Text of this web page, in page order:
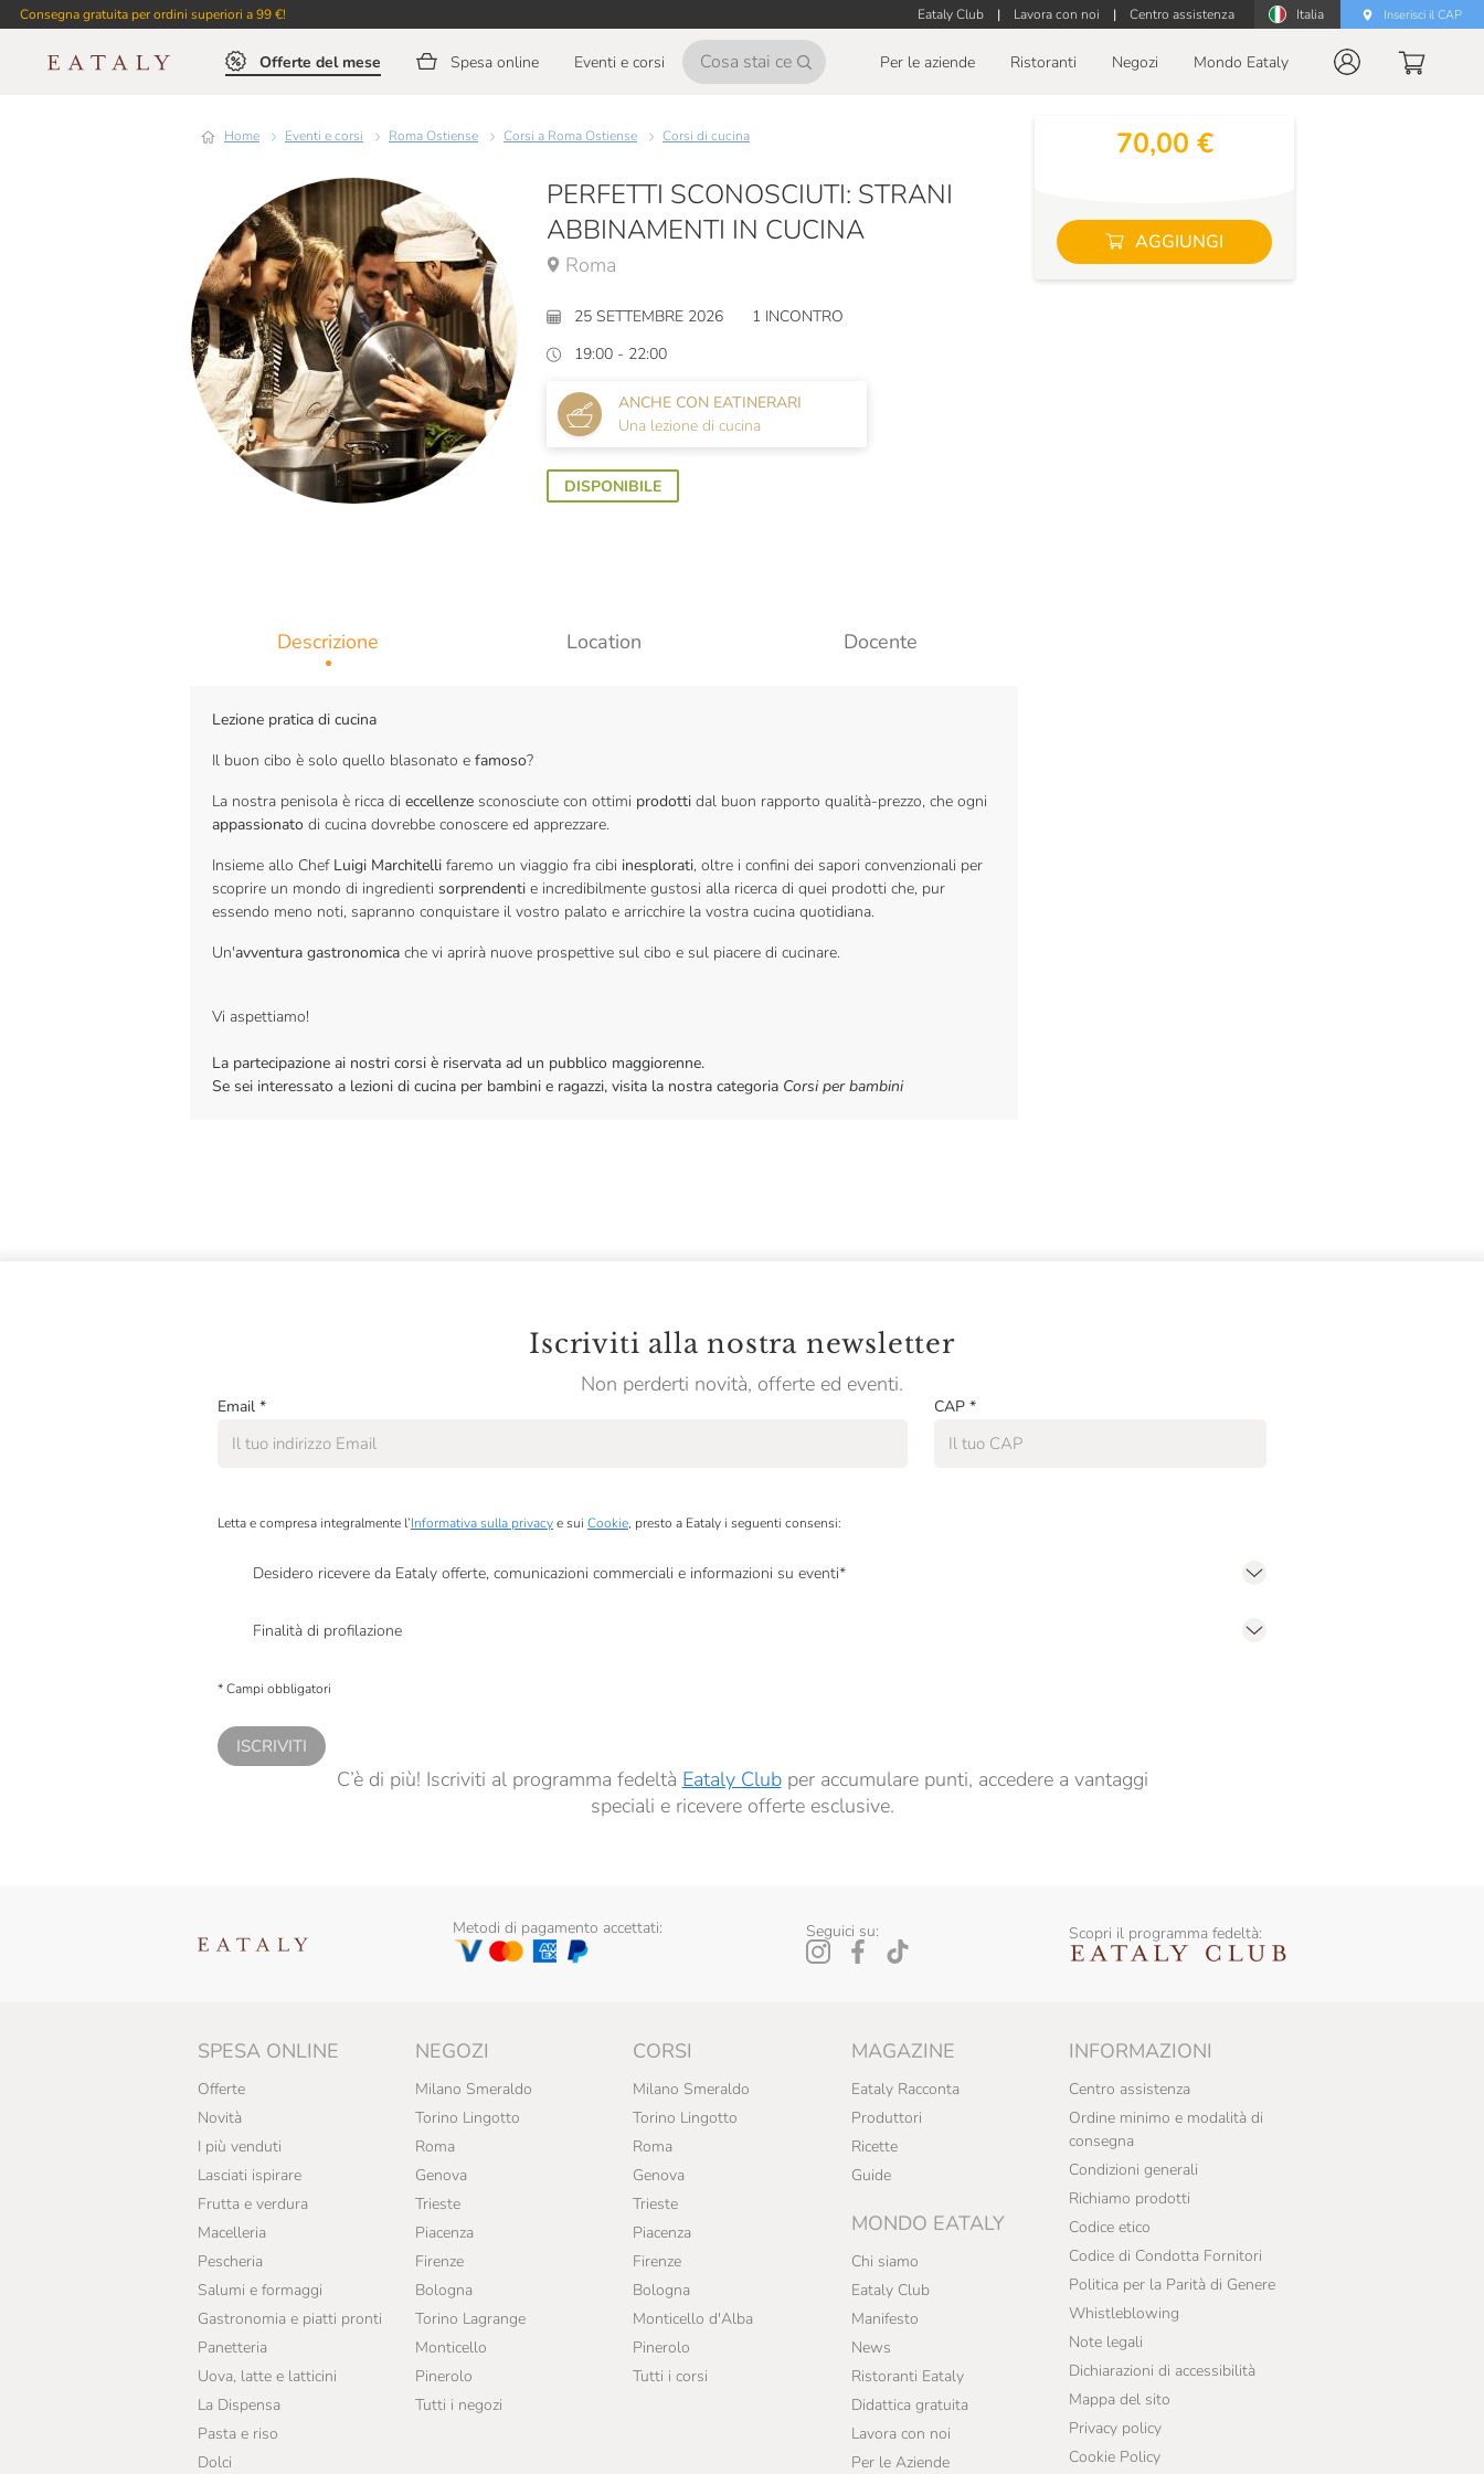
Consegna gratuita per ordini superiori a 99 €! Eataly Club | Lavora con noi | Centro assistenza Italia Inserisci il CAP
Offerte del mese Spesa online Eventi e corsi Per le aziende Ristoranti Negozi Mondo Eataly
Home Eventi e corsi Roma Ostiense Corsi a Roma Ostiense Corsi di cucina
PERFETTI SCONOSCIUTI: STRANI
ABBINAMENTI IN CUCINA
Roma
25 SETTEMBRE 2026
1 INCONTRO
19:00 - 22:00
ANCHE CON EATINERARI
Una lezione di cucina
DISPONIBILE
Descrizione Location Docente
Lezione pratica di cucina
Il buon cibo è solo quello blasonato e famoso?
La nostra penisola è ricca di eccellenze sconosciute con ottimi prodotti dal buon rapporto qualità-prezzo, che ogni
appassionato di cucina dovrebbe conoscere ed apprezzare.
Insieme allo Chef Luigi Marchitelli faremo un viaggio fra cibi inesplorati, oltre i confini dei sapori convenzionali per
scoprire un mondo di ingredienti sorprendenti e incredibilmente gustosi alla ricerca di quei prodotti che, pur
essendo meno noti, sapranno conquistare il vostro palato e arricchire la vostra cucina quotidiana.
Un'avventura gastronomica che vi aprirà nuove prospettive sul cibo e sul piacere di cucinare.
Vi aspettiamo!
La partecipazione ai nostri corsi è riservata ad un pubblico maggiorenne.
Se sei interessato a lezioni di cucina per bambini e ragazzi, visita la nostra categoria Corsi per bambini
70,00 €
AGGIUNGI
Iscriviti alla nostra newsletter
Non perderti novità, offerte ed eventi.
Email * CAP *
Letta e compresa integralmente l’Informativa sulla privacye sui Cookie, presto a Eataly i seguenti consensi:
Desidero ricevere da Eataly offerte, comunicazioni commerciali e informazioni su eventi*
Finalità di profilazione
* Campi obbligatori
ISCRIVITI
C’è di più! Iscriviti al programma fedeltà Eataly Clubper accumulare punti, accedere a vantaggi
speciali e ricevere offerte esclusive.
Metodi di pagamento accettati: Seguici su: Scopri il programma fedeltà:
SPESA ONLINE
Offerte
Novità
I più venduti
Lasciati ispirare
Frutta e verdura
Macelleria
Pescheria
Salumi e formaggi
Gastronomia e piatti pronti
Panetteria
Uova, latte e latticini
La Dispensa
Pasta e riso
Dolci
NEGOZI
Milano Smeraldo
Torino Lingotto
Roma
Genova
Trieste
Piacenza
Firenze
Bologna
Torino Lagrange
Monticello
Pinerolo
Tutti i negozi
CORSI
Milano Smeraldo
Torino Lingotto
Roma
Genova
Trieste
Piacenza
Firenze
Bologna
Monticello d'Alba
Pinerolo
Tutti i corsi
MAGAZINE
Eataly Racconta
Produttori
Ricette
Guide
MONDO EATALY
Chi siamo
Eataly Club
Manifesto
News
Ristoranti Eataly
Didattica gratuita
Lavora con noi
Per le Aziende
INFORMAZIONI
Centro assistenza
Ordine minimo e modalità di
consegna
Condizioni generali
Richiamo prodotti
Codice etico
Codice di Condotta Fornitori
Politica per la Parità di Genere
Whistleblowing
Note legali
Dichiarazioni di accessibilità
Mappa del sito
Privacy policy
Cookie Policy